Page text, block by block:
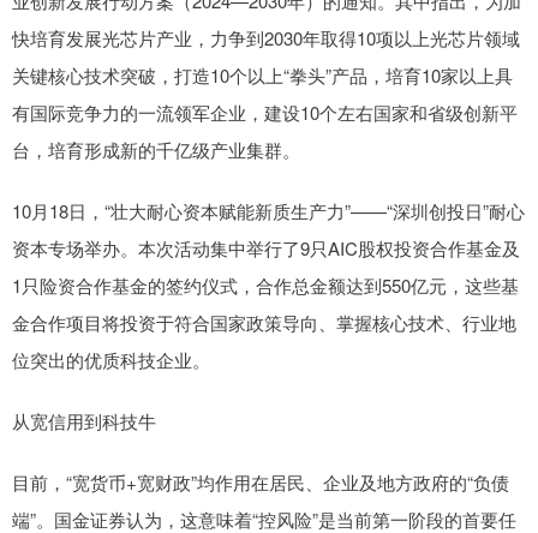
快培育发展光芯片产业，力争到2030年取得10项以上光芯片领域
关键核心技术突破，打造10个以上“拳头”产品，培育10家以上具
有国际竞争力的一流领军企业，建设10个左右国家和省级创新平
台，培育形成新的千亿级产业集群。
10月18日，“壮大耐心资本赋能新质生产力”——“深圳创投日”耐心
资本专场举办。本次活动集中举行了9只AIC股权投资合作基金及
1只险资合作基金的签约仪式，合作总金额达到550亿元，这些基
金合作项目将投资于符合国家政策导向、掌握核心技术、行业地
位突出的优质科技企业。
从宽信用到科技牛
目前，“宽货币+宽财政”均作用在居民、企业及地方政府的“负债
端”。国金证券认为，这意味着“控风险”是当前第一阶段的首要任